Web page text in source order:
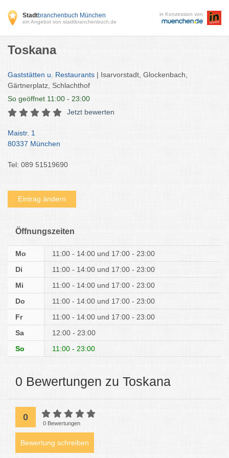
Stadtbranchenbuch München
ein Angebot von stadtbranchenbuch.de
in Konzession von
Toskana
Gaststätten u. Restaurants | Isarvorstadt, Glockenbach,
Gärtnerplatz, Schlachthof
So geöffnet 11:00 - 23:00
Jetzt bewerten
Maistr. 1
80337 München
Tel: 089 51519690
Eintrag ändern
Öffnungszeiten
Mo 11:00 - 14:00
17:00 - 23:00
Di
11:00 - 14:00
17:00 - 23:00
Mi
11:00 - 14:00
17:00 - 23:00
Do
11:00 - 14:00
17:00 - 23:00
Fr
11:00 - 14:00
17:00 - 23:00
Sa
12:00 - 23:00
So
11:00 - 23:00
0 Bewertungen zu Toskana
0
0 Bewertungen
Bewertung schreiben